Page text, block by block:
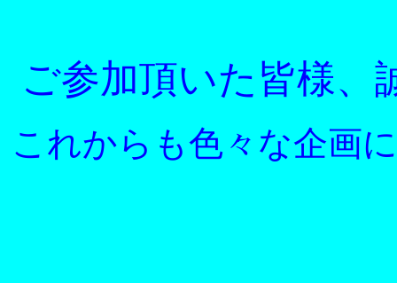
ご参加頂いた皆様、
これからも色々な企画